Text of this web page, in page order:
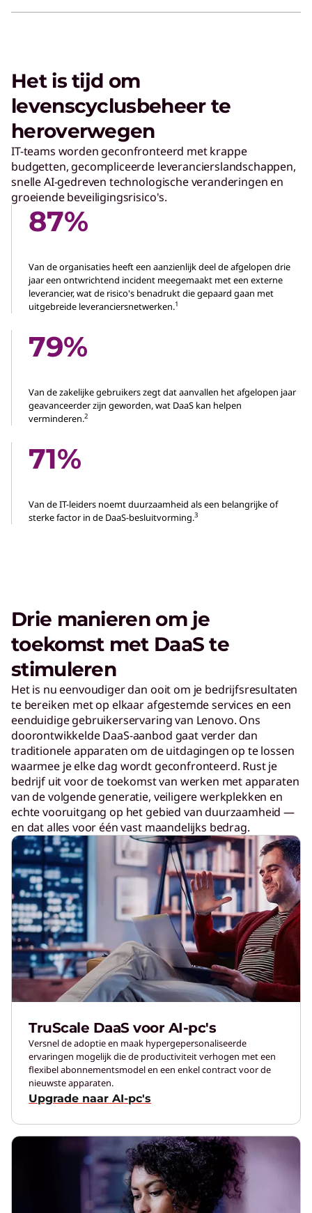
Het is tijd om
levenscyclusbeheer te
heroverwegen
IT-teams worden geconfronteerd met krappe
budgetten, gecompliceerde leverancierslandschappen,
snelle AI-gedreven technologische veranderingen en
groeiende beveiligingsrisico's.
87%
Van de organisaties heeft een aanzienlijk deel de afgelopen drie
jaar een ontwrichtend incident meegemaakt met een externe
leverancier, wat de risico's benadrukt die gepaard gaan met
uitgebreide leveranciersnetwerken.1
79%
Van de zakelijke gebruikers zegt dat aanvallen het afgelopen jaar
geavanceerder zijn geworden, wat DaaS kan helpen
verminderen.2
71%
Van de IT-leiders noemt duurzaamheid als een belangrijke of
sterke factor in de DaaS-besluitvorming.3
Drie manieren om je
toekomst met DaaS te
stimuleren
Het is nu eenvoudiger dan ooit om je bedrijfsresultaten
te bereiken met op elkaar afgestemde services en een
eenduidige gebruikerservaring van Lenovo. Ons
doorontwikkelde DaaS-aanbod gaat verder dan
traditionele apparaten om de uitdagingen op te lossen
waarmee je elke dag wordt geconfronteerd. Rust je
bedrijf uit voor de toekomst van werken met apparaten
van de volgende generatie, veiligere werkplekken en
echte vooruitgang op het gebied van duurzaamheid —
en dat alles voor één vast maandelijks bedrag.
TruScale DaaS voor AI-pc's
Versnel de adoptie en maak hypergepersonaliseerde
ervaringen mogelijk die de productiviteit verhogen met een
flexibel abonnementsmodel en een enkel contract voor de
nieuwste apparaten.
Upgrade naar AI-pc's